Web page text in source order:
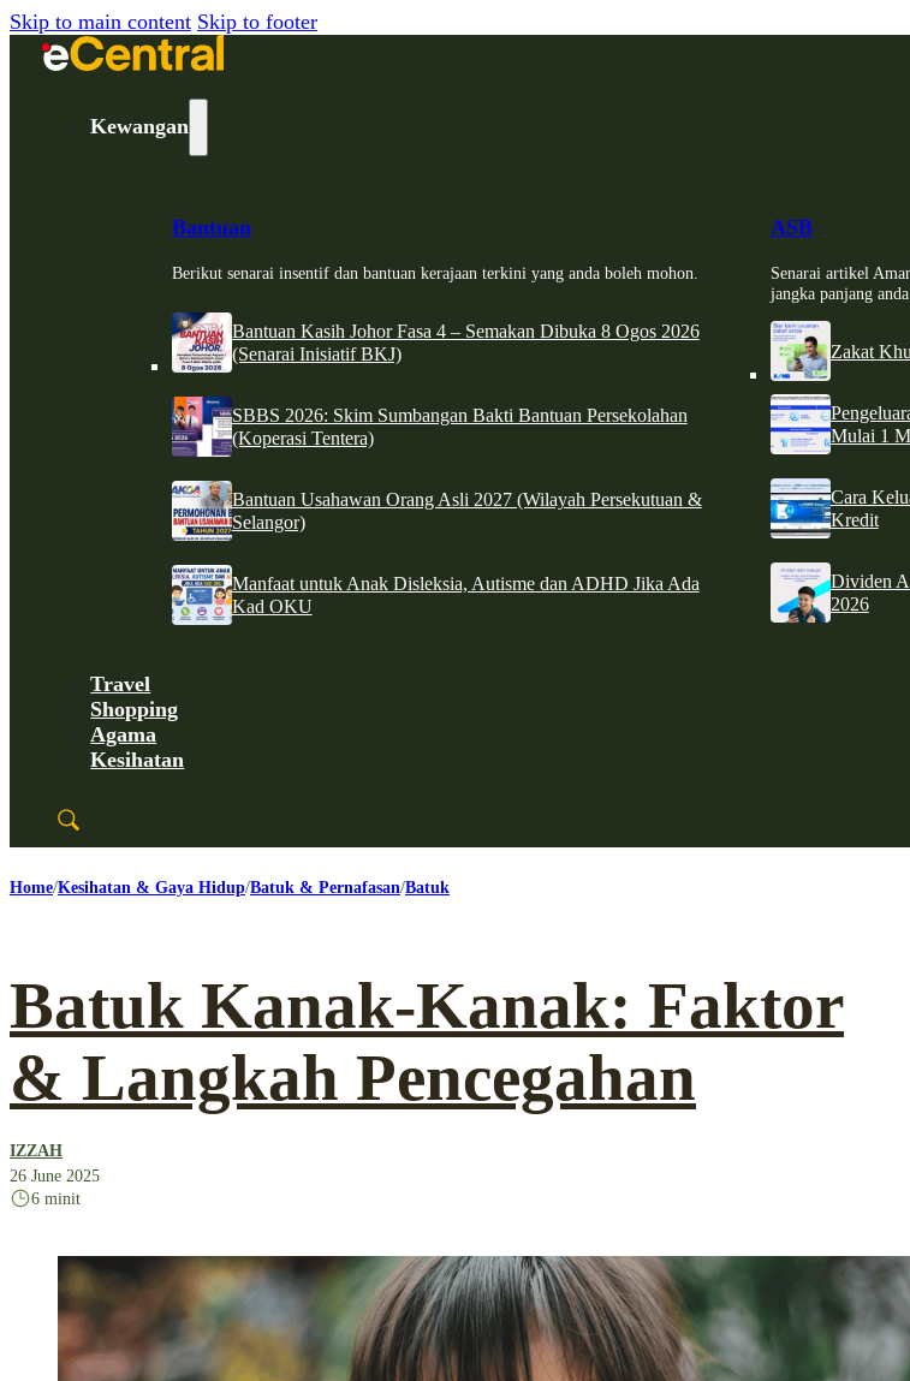
Skip to main content Skip to footer
Kewangan
Bantuan
Berikut senarai insentif dan bantuan kerajaan terkini yang anda boleh mohon.
Bantuan Kasih Johor Fasa 4 – Semakan Dibuka 8 Ogos 2026
(Senarai Inisiatif BKJ)
SBBS 2026: Skim Sumbangan Bakti Bantuan Persekolahan
(Koperasi Tentera)
Bantuan Usahawan Orang Asli 2027 (Wilayah Persekutuan &
Selangor)
Manfaat untuk Anak Disleksia, Autisme dan ADHD Jika Ada
Kad OKU
ASB
Senarai artikel
jangka panjang
Zakat
Mulai 1
Cara
Kredit
Dividen
2026
Travel
Shopping
Agama
Kesihatan
Home Kesihatan & Gaya Hidup Batuk & Pernafasan Batuk
Batuk Kanak-Kanak: Faktor
& Langkah Pencegahan
IZZAH
26 June 2025
6 minit